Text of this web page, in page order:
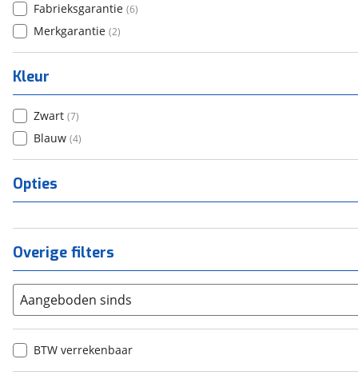
Fabrieksgarantie (6)
Merkgarantie (2)
Kleur
Zwart (7)
Blauw (4)
Opties
Overige filters
Aangeboden sinds
BTW verrekenbaar